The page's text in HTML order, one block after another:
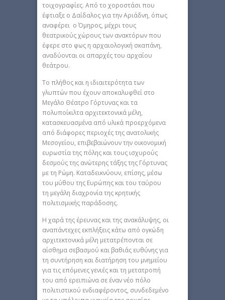
τοιχογραφίες. Από το χοροστάσι που
έφτιαξε ο Δαίδαλος για την Αριάδνη, όπως
αναφέρει ο Όμηρος, μέχρι τους
θεατρικούς χώρους των ανακτόρων που
έφερε στο φως η αρχαιολογική σκαπάνη,
αναδύονται οι απαρχές του αρχαίου
θεάτρου.
Το πλήθος και η ιδιαιτερότητα των
γλυπτών που έχουν αποκαλυφθεί στο
Μεγάλο Θέατρο Γόρτυνας και τα
πολυποίκιλτα αρχιτεκτονικά μέλη,
κατασκευασμένα από υλικά προερχόμενα
από διάφορες περιοχές της ανατολικής
Μεσογείου, επιβεβαιώνουν την οικονομική
ευρωστία της πόλης και τους ισχυρούς
δεσμούς της ανώτερης τάξης της Γόρτυνας
με τη Ρώμη. Καταδεικνύουν, επίσης, μέσω
του μύθου της Ευρώπης και του ταύρου
τη μεγάλη διαχρονία της κρητικής
πολιτισμικής παράδοσης.
Η χαρά της έρευνας και της ανακάλυψης, οι
αναπάντεχες εκπλήξεις κάτω από ογκώδη
αρχιτεκτονικά μέλη μετατρέπονται σε
αίσθημα σεβασμού και βαθιάς ευθύνης για
τη συντήρηση και διατήρηση του μνημείου
για τις επόμενες γενιές και τη μετατροπή
του από ερειπιώνα σε έναν νέο πόλο
πολιτιστικού ενδιαφέροντος, συνδεδεμένο